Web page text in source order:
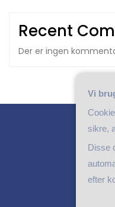
Recent
Der er ingen
Vi
sikre,
Disse
efter